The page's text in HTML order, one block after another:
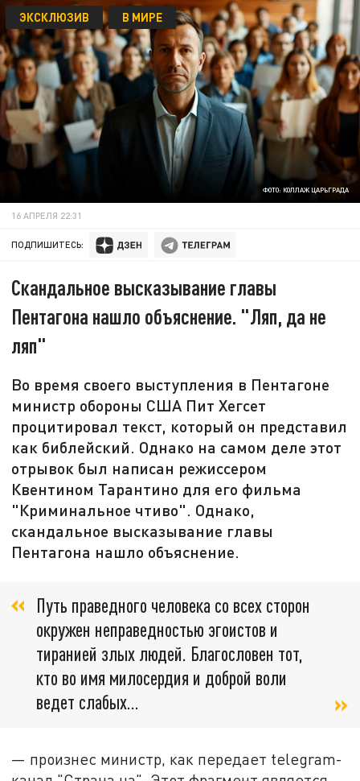
ФОТО: КОЛЛАЖ ЦАРЬГРАДА
ЭКСКЛЮЗИВ В МИРЕ
16 АПРЕЛЯ 22:31
ПОДПИШИТЕСЬ:
Скандальное высказывание главы
Пентагона нашло объяснение. "Ляп, да не
ляп"
Во время своего выступления в Пентагоне
министр обороны США Пит Хегсет
процитировал текст, который он представил
как библейский. Однако на самом деле этот
отрывок был написан режиссером
Квентином Тарантино для его фильма
"Криминальное чтиво". Однако,
скандальное высказывание главы
Пентагона нашло объяснение.
Путь праведного человека со всех сторон
окружен неправедностью эгоистов и
тиранией злых людей. Благословен тот,
кто во имя милосердия и доброй воли
ведет слабых...
— произнес министр, как передает telegram-